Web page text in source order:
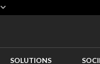
SOLUTIONS